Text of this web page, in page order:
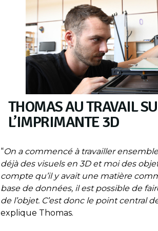
THOMAS AU TRAVAIL
L’IMPRIMANTE 3D
“On a commencé à travailler ensemble
déjà des visuels en 3D et moi des
compte qu’il y avait une matière
base de données, il est possible de
de l’objet. C’est donc le point central
explique Thomas.